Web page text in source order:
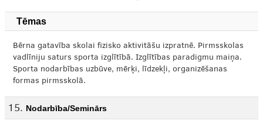
Tēmas
Bērna gatavība skolai fizisko aktivitāšu izpratnē. Pirmsskolas
vadlīniju saturs sporta izglītībā. Izglītības paradigmu maiņa.
Sporta nodarbības uzbūve, mērķi, līdzekļi, organizēšanas
formas pirmsskolā.
Nodarbība/Seminārs